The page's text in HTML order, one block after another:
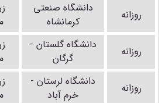
روزانه
دانشگاه صنعتی
کرمانشاه
روزانه
دانشگاه گلستان -
گرگان
روزانه
دانشگاه لرستان -
خرم آباد